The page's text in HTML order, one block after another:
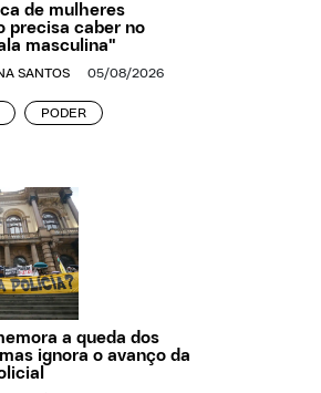
de mulheres
precisa caber no
masculina"
SANTOS 05/08/2026
PODER
a queda dos
ignora o avanço da